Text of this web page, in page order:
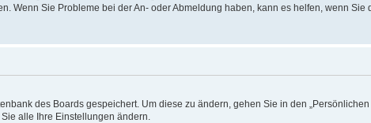
Wenn Sie Probleme bei der An- oder Abmeldung haben, kann es helfen, wenn Sie
des Boards gespeichert. Um diese zu ändern, gehen Sie in den
alle Ihre Einstellungen ändern.